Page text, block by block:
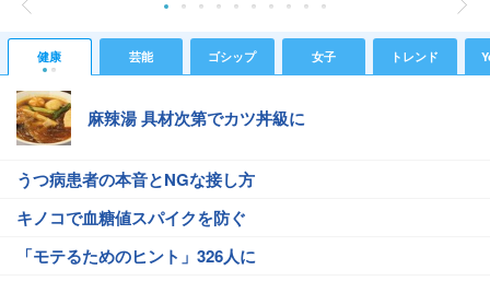
健康 芸能 ゴシップ 女子 トレンド
麻辣湯 具材次第でカツ丼級に
うつ病患者の本音とNGな接し方
キノコで血糖値スパイクを防ぐ
「モテるためのヒント」326人に